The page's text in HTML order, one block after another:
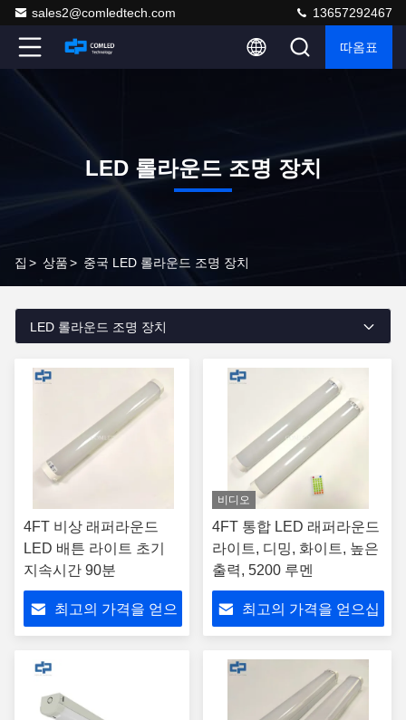
sales2@comledtech.com 13657292467
따옴표
LED 롤라운드 조명 장치
집 > 상품> 중국 LED 롤라운드 조명 장치
LED 롤라운드 조명 장치
4FT 비상 래퍼라운드
LED 배튼 라이트 초기
지속시간 90분
최고의 가격을 얻으
비디오
4FT 통합 LED 래퍼라운드
라이트, 디밍, 화이트, 높은
출력, 5200 루멘
최고의 가격을 얻으십